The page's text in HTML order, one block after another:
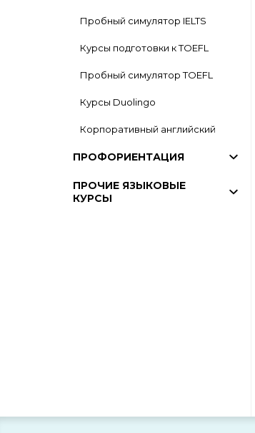
Пробный симулятор IELTS
Курсы подготовки к TOEFL
Пробный симулятор TOEFL
Курсы Duolingo
Корпоративный английский
ПРОФОРИЕНТАЦИЯ
ПРОЧИЕ ЯЗЫКОВЫЕ
КУРСЫ